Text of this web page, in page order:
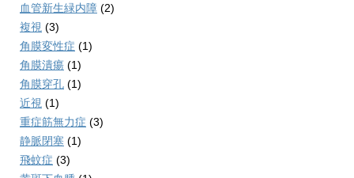
血管新生緑内障 (2)
複視 (3)
角膜変性症 (1)
角膜潰瘍 (1)
角膜穿孔 (1)
近視 (1)
重症筋無力症 (3)
静脈閉塞 (1)
飛蚊症 (3)